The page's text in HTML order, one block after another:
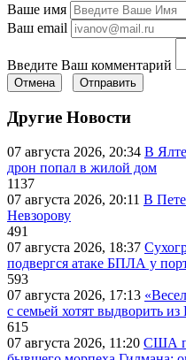
Ваше имя
Ваш email
Введите Ваш комментарий
Отмена Отправить
Другие Новости
07 августа 2026, 20:34 В
дрон попал в жилой дом
1137
07 августа 2026, 20:11 В
Невзорову
491
07 августа 2026, 18:37
подвергся атаке БПЛА у
593
07 августа 2026, 17:13
с семьей хотят выдворить
615
07 августа 2026, 11:20 США